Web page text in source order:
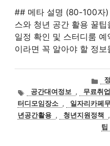
## 메타 설명 (80-100자)
스와 청년 공간 활용 꿀
일정 확인 및 스터디룸
이라면 꼭 알아야 할 정
카
테
고
리
태
그
공간대여정보 , 무료취
터디모임장소 , 일자리카페
년공간활용 , 청년지원정책 ,
팁